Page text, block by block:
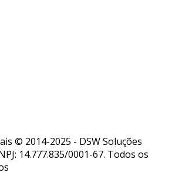
© 2014-2025 - DSW Soluções
14.777.835/0001-67. Todos os